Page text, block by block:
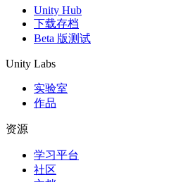
Unity Hub
下载存档
Beta 版测试
Unity Labs
实验室
作品
资源
学习平台
社区